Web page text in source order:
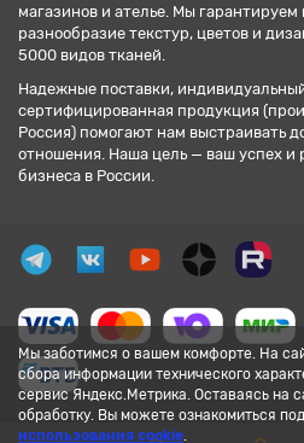
Мы заботимся о вашем комфорте. На
сбора информации технического
сервис Яндекс.Метрика. Оставаясь на
обработку. Вы можете ознакомиться
использования cookie.
магазинов и ателье. Мы гарантируем
разнообразие текстур, цветов и
5000 видов тканей.
Надежные поставки,
сертифицированная продукция
Россия) помогают нам выстраивать
отношения. Наша цель — ваш успех и
бизнеса в России.